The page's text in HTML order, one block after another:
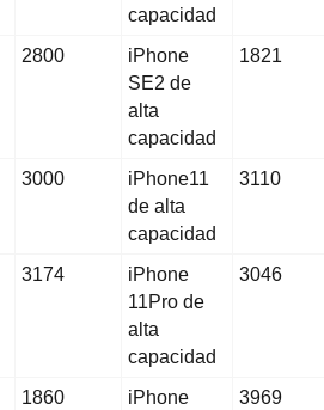
capacidad
2800
iPhone
SE2 de
alta
capacidad
1821
3000
iPhone11
de alta
capacidad
3110
3174
iPhone
11Pro de
alta
capacidad
3046
1860
iPhone
3969